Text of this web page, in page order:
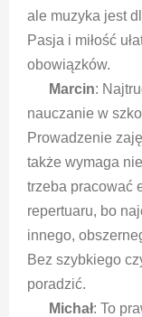
ale muzyka jest
Pasja i miłość
obowiązków.
Marcin:
nauczanie w
Prowadzenie
także wymaga
trzeba pracować
repertuaru, bo
innego,
Bez szybkiego
poradzić.
Michał: To